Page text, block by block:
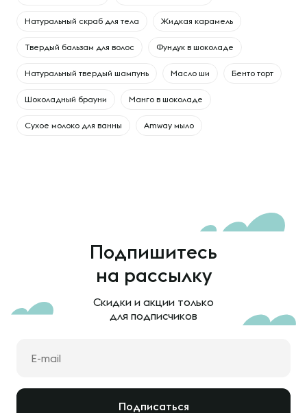
Натуральный скраб для тела Жидкая карамель
Твердый бальзам для волос Фундук в шоколаде
Натуральный твердый шампунь Масло ши Бенто торт
Шоколадный брауни Манго в шоколаде
Сухое молоко для ванны Amway мыло
Подпишитесь
на рассылку
Скидки и акции только
для подписчиков
Подписаться